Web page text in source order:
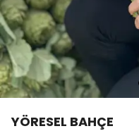
YÖRESEL BAHÇE